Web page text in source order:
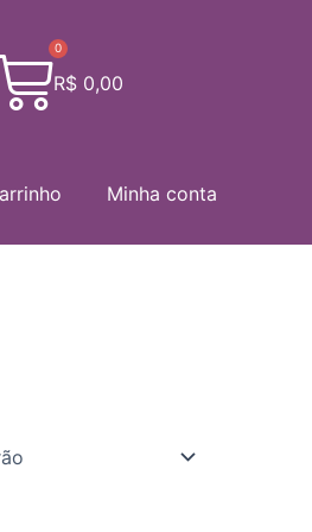
R$ 0,00
0
Minha conta